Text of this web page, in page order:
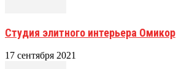
Студия элитного интерьера Омикор
17 сентября 2021